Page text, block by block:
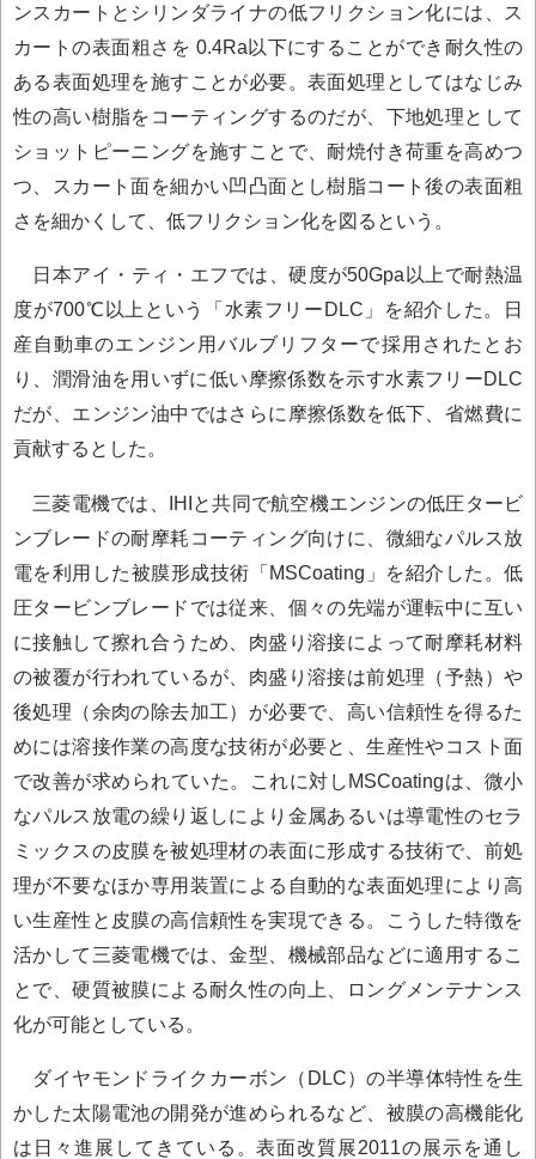
ンスカートとシリンダライナの低フリクション化には、ス
カートの表面粗さを 0.4Ra以下にすることができ耐久性の
ある表面処理を施すことが必要。表面処理としてはなじみ
性の高い樹脂をコーティングするのだが、下地処理として
ショットピーニングを施すことで、耐焼付き荷重を高めつ
つ、スカート面を細かい凹凸面とし樹脂コート後の表面粗
さを細かくして、低フリクション化を図るという。
日本アイ・ティ・エフでは、硬度が50Gpa以上で耐熱温
度が700℃以上という「水素フリーDLC」を紹介した。日
産自動車のエンジン用バルブリフターで採用されたとお
り、潤滑油を用いずに低い摩擦係数を示す水素フリーDLC
だが、エンジン油中ではさらに摩擦係数を低下、省燃費に
貢献するとした。
三菱電機では、IHIと共同で航空機エンジンの低圧タービ
ンブレードの耐摩耗コーティング向けに、微細なパルス放
電を利用した被膜形成技術「MSCoating」を紹介した。低
圧タービンブレードでは従来、個々の先端が運転中に互い
に接触して擦れ合うため、肉盛り溶接によって耐摩耗材料
の被覆が行われているが、肉盛り溶接は前処理（予熱）や
後処理（余肉の除去加工）が必要で、高い信頼性を得るた
めには溶接作業の高度な技術が必要と、生産性やコスト面
で改善が求められていた。これに対しMSCoatingは、微小
なパルス放電の繰り返しにより金属あるいは導電性のセラ
ミックスの皮膜を被処理材の表面に形成する技術で、前処
理が不要なほか専用装置による自動的な表面処理により高
い生産性と皮膜の高信頼性を実現できる。こうした特徴を
活かして三菱電機では、金型、機械部品などに適用するこ
とで、硬質被膜による耐久性の向上、ロングメンテナンス
化が可能としている。
ダイヤモンドライクカーボン（DLC）の半導体特性を生
かした太陽電池の開発が進められるなど、被膜の高機能化
は日々進展してきている。表面改質展2011の展示を通し